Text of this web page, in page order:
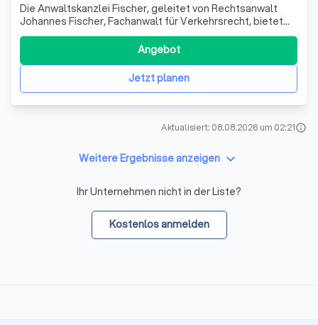
Die Anwaltskanzlei Fischer, geleitet von Rechtsanwalt
Johannes Fischer, Fachanwalt für Verkehrsrecht, bietet
Ihnen eine umfassende und fachübergreifende Beratung
in nahezu allen Rechtsgebieten. Mit über 30 Jahren
Erfahrung in der Rechtspraxis, darunter auch als
Großschadenspezialist in einem bedeute
Jetzt planen
Angebot
Aktualisiert: 08.08.2026 um 02:21info
Weitere Ergebnisse anzeigen keyboard_arrow_down
Ihr Unternehmen nicht in der Liste?
Kostenlos anmelden